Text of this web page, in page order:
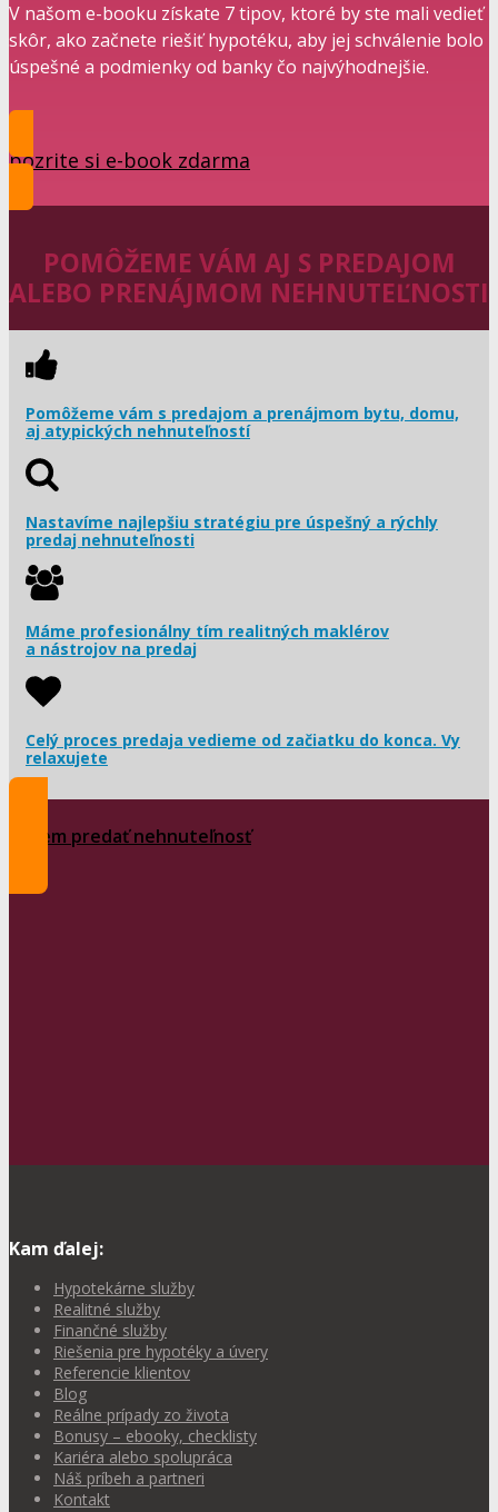
V našom e-booku získate 7 tipov, ktoré by ste mali vedieť
skôr, ako začnete riešiť hypotéku, aby jej schválenie bolo
úspešné a podmienky od banky čo najvýhodnejšie.
pozrite si e-book zdarma
POMÔŽEME VÁM AJ S PREDAJOM
ALEBO PRENÁJMOM NEHNUTEĽNOSTI
Pomôžeme vám s predajom a prenájmom bytu, domu,
aj atypických nehnuteľností
Nastavíme najlepšiu stratégiu pre úspešný a rýchly
predaj nehnuteľnosti
Máme profesionálny tím realitných maklérov
a nástrojov na predaj
Celý proces predaja vedieme od začiatku do konca. Vy
relaxujete
Chcem predať nehnuteľnosť
Kam ďalej:
Hypotekárne služby
Realitné služby
Finančné služby
Riešenia pre hypotéky a úvery
Referencie klientov
Blog
Reálne prípady zo života
Bonusy – ebooky, checklisty
Kariéra alebo spolupráca
Náš príbeh a partneri
Kontakt